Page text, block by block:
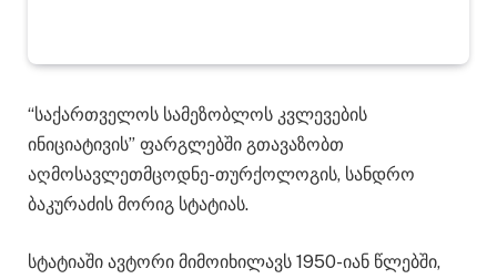
“საქართველოს სამეზობლოს კვლევების
ინიციატივის” ფარგლებში გთავაზობთ
აღმოსავლეთმცოდნე-თურქოლოგის, სანდრო
ბაკურაძის მორიგ სტატიას.
სტატიაში ავტორი მიმოიხილავს 1950-იან წლებში,